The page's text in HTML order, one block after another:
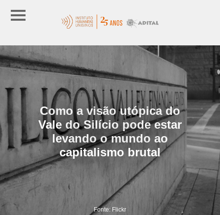
Como a visão utópica do
Vale do Silício pode estar
levando o mundo ao
capitalismo brutal
Fonte: Flickr